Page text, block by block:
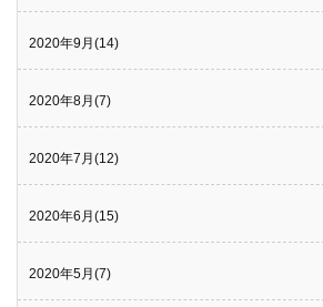
2020年9月(14)
2020年8月(7)
2020年7月(12)
2020年6月(15)
2020年5月(7)